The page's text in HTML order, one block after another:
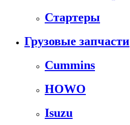
Стартеры
Грузовые запчасти
Cummins
HOWO
Isuzu